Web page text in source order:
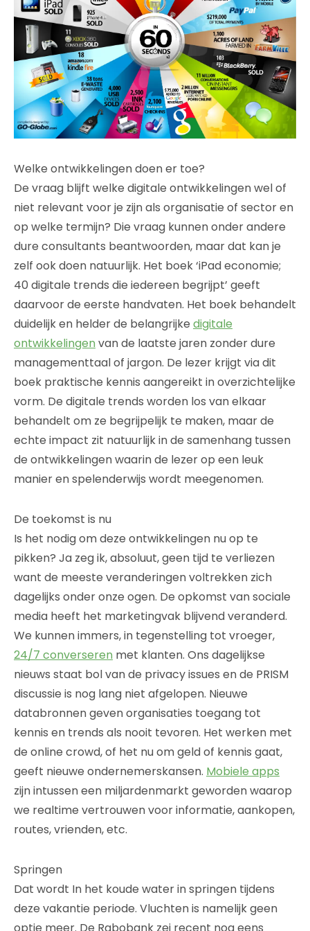
Welke ontwikkelingen doen er toe?
De vraag blijft welke digitale ontwikkelingen wel of
niet relevant voor je zijn als organisatie of sector en
op welke termijn? Die vraag kunnen onder andere
dure consultants beantwoorden, maar dat kan je
zelf ook doen natuurlijk. Het boek ‘iPad economie;
40 digitale trends die iedereen begrijpt’ geeft
daarvoor de eerste handvaten. Het boek behandelt
duidelijk en helder de belangrijke digitale
ontwikkelingen van de laatste jaren zonder dure
managementtaal of jargon. De lezer krijgt via dit
boek praktische kennis aangereikt in overzichtelijke
vorm. De digitale trends worden los van elkaar
behandelt om ze begrijpelijk te maken, maar de
echte impact zit natuurlijk in de samenhang tussen
de ontwikkelingen waarin de lezer op een leuk
manier en spelenderwijs wordt meegenomen.
De toekomst is nu
Is het nodig om deze ontwikkelingen nu op te
pikken? Ja zeg ik, absoluut, geen tijd te verliezen
want de meeste veranderingen voltrekken zich
dagelijks onder onze ogen. De opkomst van sociale
media heeft het marketingvak blijvend veranderd.
We kunnen immers, in tegenstelling tot vroeger,
24/7 converseren met klanten. Ons dagelijkse
nieuws staat bol van de privacy issues en de PRISM
discussie is nog lang niet afgelopen. Nieuwe
databronnen geven organisaties toegang tot
kennis en trends als nooit tevoren. Het werken met
de online crowd, of het nu om geld of kennis gaat,
geeft nieuwe ondernemerskansen. Mobiele apps
zijn intussen een miljardenmarkt geworden waarop
we realtime vertrouwen voor informatie, aankopen,
routes, vrienden, etc.
Springen
Dat wordt In het koude water in springen tijdens
deze vakantie periode. Vluchten is namelijk geen